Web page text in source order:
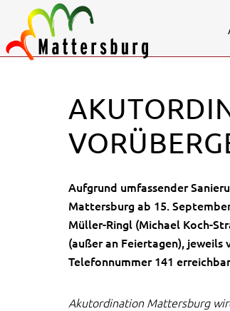
Aufgrund umfassender
Mattersburg ab 15.
Müller-Ringl (Michael Koch-
(außer an Feiertagen),
Telefonnummer141
Akutordination Mattersburg